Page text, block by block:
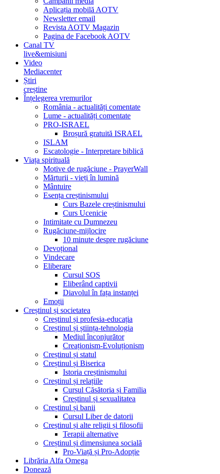
Aplicația mobilă AOTV
Newsletter email
Revista AOTV Magazin
Pagina de Facebook AOTV
Canal TV
live&emisiuni
Video
Mediacenter
Știri
creștine
Înțelegerea vremurilor
România - actualități comentate
Lume - actualități comentate
PRO-ISRAEL
Broșură gratuită ISRAEL
ISLAM
Escatologie - Interpretare biblică
Viața spirituală
Motive de rugăciune - PrayerWall
Mărturii - vieți în lumină
Mântuire
Esența creștinismului
Curs Bazele creștinismului
Curs Ucenicie
Intimitate cu Dumnezeu
Rugăciune-mijlocire
10 minute despre rugăciune
Devoțional
Vindecare
Eliberare
Cursul SOS
Eliberând captivii
Diavolul în fața instanței
Emoții
Creștinul și societatea
Creștinul și profesia-educația
Creștinul și știința-tehnologia
Mediul înconjurător
Creaționism-Evoluționism
Creștinul și statul
Creștinul și Biserica
Istoria creștinismului
Creștinul și relațiile
Cursul Căsătoria și Familia
Creștinul și sexualitatea
Creștinul și banii
Cursul Liber de datorii
Creștinul și alte religii și filosofii
Terapii alternative
Creștinul și dimensiunea socială
Pro-Viață și Pro-Adopție
Librăria Alfa Omega
Donează